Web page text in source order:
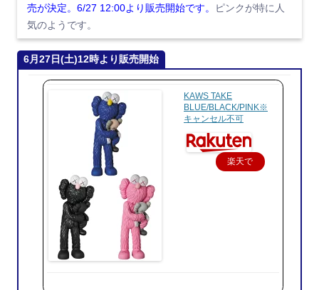
売が決定。6/27 12:00より販売開始です。
ピンクが特に人
気のようです。
6月27日(土)12時より販売開始
KAWS TAKE
BLUE/BLACK/PINK※
キャンセル不可
楽天で